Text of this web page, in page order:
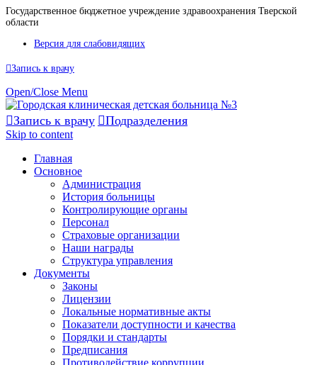
Государственное бюджетное учреждение здравоохранения Тверской
области
Версия для слабовидящих
Запись к врачу
Open/Close Menu
Запись к врачу Подразделения
Skip to content
Главная
Основное
Администрация
История больницы
Контролирующие органы
Персонал
Страховые организации
Наши награды
Структура управления
Документы
Законы
Лицензии
Локальные нормативные акты
Показатели доступности и качества
Порядки и стандарты
Предписания
Противодействие коррупции